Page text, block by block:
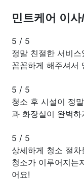
민트케어 이사
5 / 5
정말 친절한 서비
꼼꼼하게 해주셔서
5 / 5
청소 후 시설이 정
과 화장실이 완벽
5 / 5
상세하게 청소 절
청소가 이루어지는
어요!